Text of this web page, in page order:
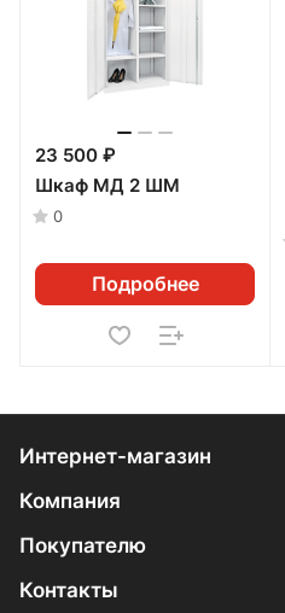
23 500 ₽
Шкаф МД 2 ШМ
0
Подробнее
Интернет-магазин
Компания
Покупателю
Контакты